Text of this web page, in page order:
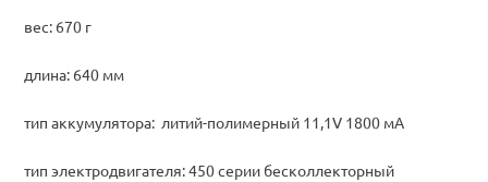
вес: 670 г
длина: 640 мм
тип аккумулятора: литий-полимерный 11,1V 1800 мА
тип электродвигателя: 450 серии бесколлекторный